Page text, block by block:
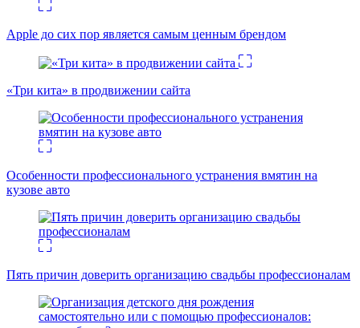
Apple до сих пор является самым ценным брендом
«Три кита» в продвижении сайта
Особенности профессионального устранения вмятин на
кузове авто
Пять причин доверить организацию свадьбы профессионалам